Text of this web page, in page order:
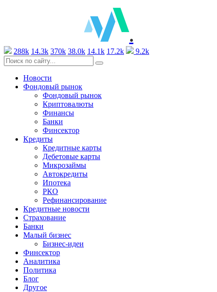
.
288k 14.3k 370k 38.0k 14.1k 17.2k 9.2k
Новости
Фондовый рынок
Фондовый рынок
Криптовалюты
Финансы
Банки
Финсектор
Кредиты
Кредитные карты
Дебетовые карты
Микрозаймы
Автокредиты
Ипотека
РКО
Рефинансирование
Кредитные новости
Страхование
Банки
Малый бизнес
Бизнес-идеи
Финсектор
Аналитика
Политика
Блог
Другое